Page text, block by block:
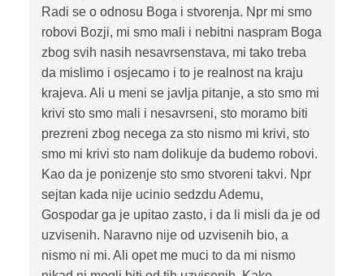
Radi se o odnosu Boga i stvorenja. Npr mi smo
robovi Bozji, mi smo mali i nebitni naspram Boga
zbog svih nasih nesavrsenstava, mi tako treba
da mislimo i osjecamo i to je realnost na kraju
krajeva. Ali u meni se javlja pitanje, a sto smo mi
krivi sto smo mali i nesavrseni, sto moramo biti
prezreni zbog necega za sto nismo mi krivi, sto
smo mi krivi sto nam dolikuje da budemo robovi.
Kao da je ponizenje sto smo stvoreni takvi. Npr
sejtan kada nije ucinio sedzdu Ademu,
Gospodar ga je upitao zasto, i da li misli da je od
uzvisenih. Naravno nije od uzvisenih bio, a
nismo ni mi. Ali opet me muci to da mi nismo